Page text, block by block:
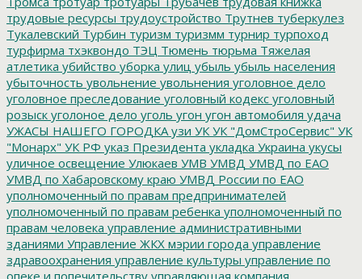
трудовые ресурсы трудоустройство Трутнев туберкулез
Тукалевский Турбин туризм туризмм турнир турпоход
турфирма тхэквондо ТЭЦ Тюмень тюрьма Тяжелая
атлетика убийство уборка улиц убыль убыль населения
убыточность увольнение увольнения уголовное дело
уголовное преследование уголовный кодекс уголовный
розыск уголоное дело уголь угон угон автомобиля удача
УЖАСЫ НАШЕГО ГОРОДКА узи УК УК "ДомСтроСервис" УК
"Монарх" УК РФ указ Президента укладка Украина укусы
уличное освещение Улюкаев УМВ УМВД УМВД по ЕАО
УМВД по Хабаровскому краю УМВД России по ЕАО
уполномоченный по правам предпринимателей
уполномоченный по правам ребенка уполномоченный по
правам человека управление административными
зданиями Управление ЖКХ мэрии города управление
здравоохранения управление культуры управление по
опеке и попечительству управляющая компания